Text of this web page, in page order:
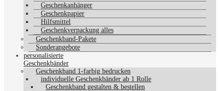
Geschenkanhänger
Geschenkpapier
Hilfsmittel
Geschenkverpackung alles
Geschenkband-Pakete
Sonderangebote
personalisierte
Geschenkbänder
Geschenkband 1-farbig bedrucken
individuelle Geschenkbänder ab 1 Rolle
Geschenkband gestalten & bestellen